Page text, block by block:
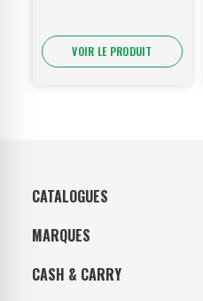
VOIR LE PRODUIT
CATALOGUES
MARQUES
CASH & CARRY